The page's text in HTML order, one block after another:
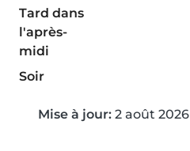
Tard dans
l'après-
midi
Soir
Mise à jour: 2 août 2026